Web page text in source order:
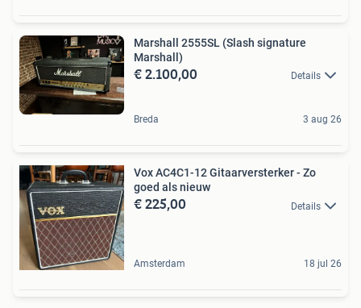
Marshall 2555SL (Slash signature
Marshall)
€ 2.100,00 Details
Breda 3 aug 26
Vox AC4C1-12 Gitaarversterker - Zo
goed als nieuw
€ 225,00 Details
Amsterdam 18 jul 26